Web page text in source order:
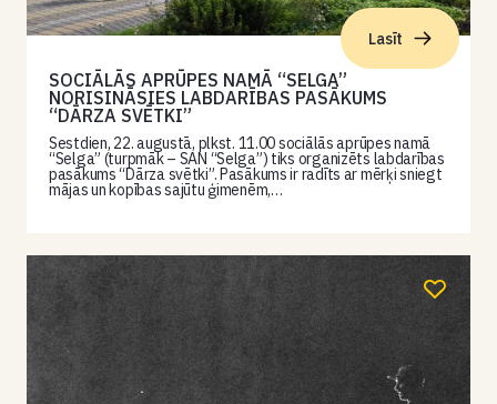
Lasīt
SOCIĀLĀS APRŪPES NAMĀ “SELGA”
NORISINĀSIES LABDARĪBAS PASĀKUMS
“DĀRZA SVĒTKI”
Sestdien, 22. augustā, plkst. 11.00 sociālās aprūpes namā
“Selga” (turpmāk – SAN “Selga”) tiks organizēts labdarības
pasākums “Dārza svētki”. Pasākums ir radīts ar mērķi sniegt
mājas un kopības sajūtu ģimenēm,…